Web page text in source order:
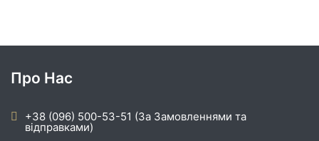
Про Нас
+38 (096) 500-53-51 (За Замовленнями та
відправками)